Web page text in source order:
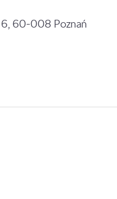
60-008 Poznań